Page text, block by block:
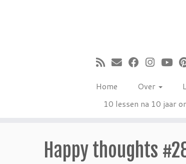
Home Over
10 lessen na 10 jaar
Happy thoughts